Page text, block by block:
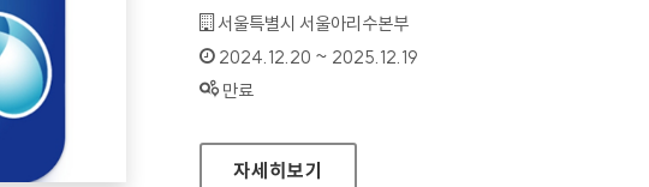
기관명 :
서울특별시 서울아리수본부
인증기간 :
2024.12.20 ~ 2025.12.19
상태 :
만료
모바일 아리수(ANDROID 2.8.24)
자세히보기